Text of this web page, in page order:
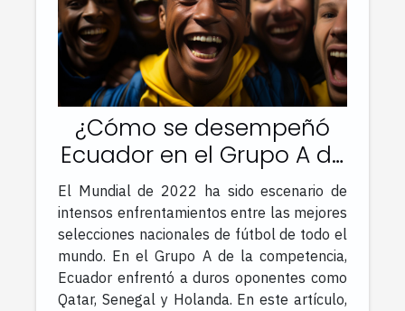
¿Cómo se desempeñó
Ecuador en el Grupo A de
la Copa del Mundo 2022
?
El Mundial de 2022 ha sido escenario de
intensos enfrentamientos entre las mejores
selecciones nacionales de fútbol de todo el
mundo. En el Grupo A de la competencia,
Ecuador enfrentó a duros oponentes como
Qatar, Senegal y Holanda. En este artículo,